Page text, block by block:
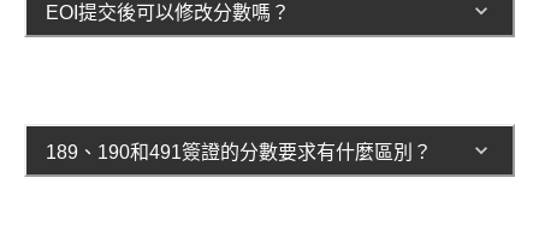
EOI提交後可以修改分數嗎？
189、190和491簽證的分數要求有什麼區別？